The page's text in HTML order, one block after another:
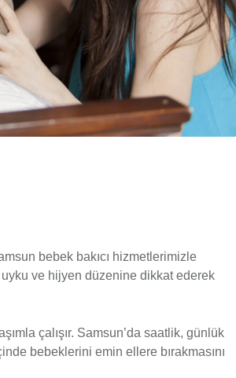
bebek bakıcı hizmetlerimizle
uyku ve hijyen düzenine dikkat ederek
çalışır. Samsun’da saatlik, günlük
bebeklerini emin ellere bırakmasını